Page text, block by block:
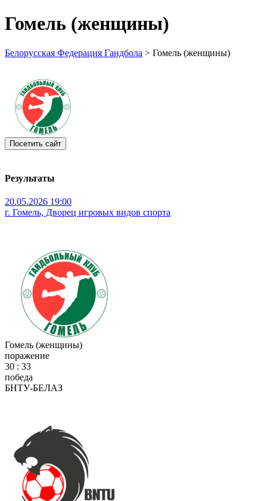
Гомель (женщины)
Белорусская Федерация Гандбола > Гомель (женщины)
Результаты
20.05.2026 19:00
г. Гомель, Дворец игровых видов спорта
Гомель (женщины)
поражение
30 : 33
победа
БНТУ-БЕЛАЗ